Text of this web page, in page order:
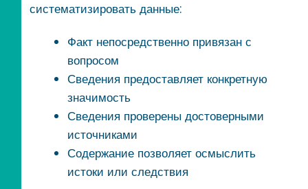
систематизировать данные:
Факт непосредственно привязан с
вопросом
Сведения предоставляет конкретную
значимость
Сведения проверены достоверными
источниками
Содержание позволяет осмыслить
истоки или следствия